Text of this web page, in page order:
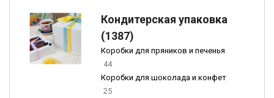
Кондитерская упаковка
(1387)
Коробки для пряников и печенья
44
Коробки для шоколада и конфет
25